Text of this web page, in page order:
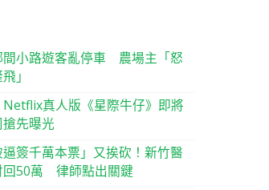
間小路遊客亂停車 農場主「怒
」
真人版《星際牛仔》即將
先曝光
簽千萬本票」又挨砍！新竹醫
回50萬 律師點出關鍵